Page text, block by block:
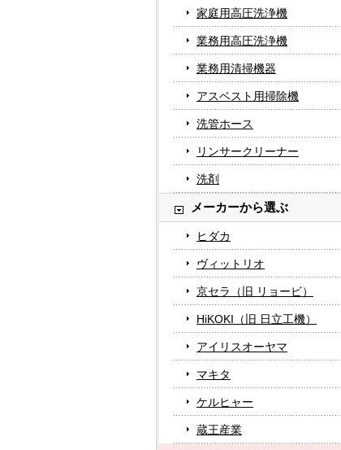
家庭用高圧洗浄機
業務用高圧洗浄機
業務用清掃機器
アスベスト用掃除機
洗管ホース
リンサークリーナー
洗剤
メーカーから選ぶ
ヒダカ
ヴィットリオ
京セラ（旧 リョービ）
HiKOKI（旧 日立工機）
アイリスオーヤマ
マキタ
ケルヒャー
蔵王産業